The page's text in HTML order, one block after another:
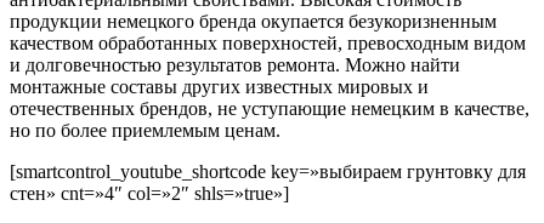
продукции немецкого бренда окупается безукоризненным
качеством обработанных поверхностей, превосходным видом
и долговечностью результатов ремонта. Можно найти
монтажные составы других известных мировых и
отечественных брендов, не уступающие немецким в качестве,
но по более приемлемым ценам.
[smartcontrol_youtube_shortcode key=»выбираем грунтовку для
стен» cnt=»4″ col=»2″ shls=»true»]